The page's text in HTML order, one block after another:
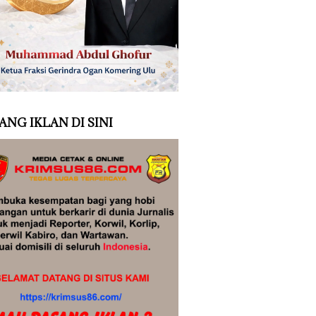
IKLAN DI SINI